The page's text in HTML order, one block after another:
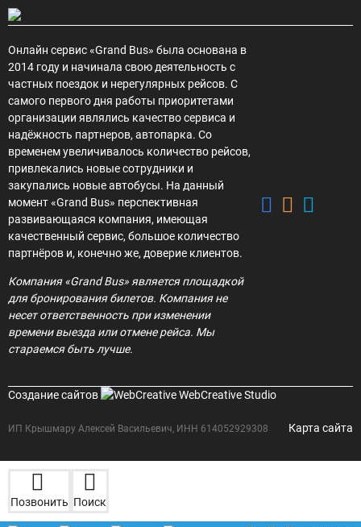
Онлайн сервис «Grand Bus» была основана в
2014 году и начинала свою деятельность с
частных поездок и нерегулярных рейсов. С
самого первого дня работы приоритетами
организации являлись качество сервиса и
надёжность партнеров, автопарка. Со
временем увеличивалось количество рейсов,
привлекались новые сотрудники и
закупались новые автобусы. На данный
момент «Grand Bus» перспективная
развивающаяся компания, имеющая
качественный сервис, большое количество
партнёров и, конечно же, доверие клиентов.
Компания «Grand Bus» является площадкой
для бронирования билетов. Компания не
несет ответственность при изменении
времени выезда или отмене рейса. Мы
стараемся быть лучше.
Создание сайтов WebCreative Studio
ИП Крышмару Алексей Васильевич, ИНН 614052929308 Карта сайта
Позвонить Поиск